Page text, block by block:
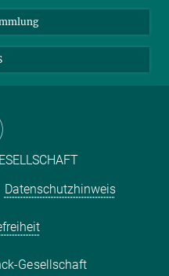
Datenschutzhinweis
Gesellschaft